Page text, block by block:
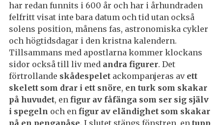
har redan funnits i 600 år och har i århundraden
felfritt visat inte bara datum och tid utan också
solens position, månens fas, astronomiska cykler
och högtidsdagar i den kristna kalendern.
Tillsammans med apostlarna kommer klockans
sidor också till liv med andra figurer. Det
förtrollande skådespelet ackompanjeras av ett
skelett som drar i ett snöre, en turk som skakar
på huvudet, en figur av fåfänga som ser sig själv
i spegeln och en figur av eländighet som skakar
på en pengapåse. I slutet stängs fönstren, en tupp